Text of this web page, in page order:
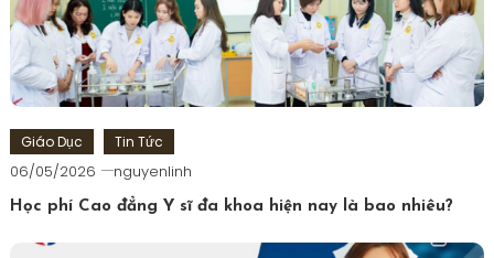
Giáo Dục Tin Tức
06/05/2026 nguyenlinh
Học phí Cao đẳng Y sĩ đa khoa hiện nay là bao nhiêu?